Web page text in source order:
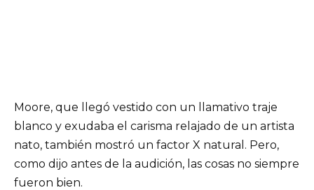
Moore, que llegó vestido con un llamativo traje
blanco y exudaba el carisma relajado de un artista
nato, también mostró un factor X natural. Pero,
como dijo antes de la audición, las cosas no siempre
fueron bien.